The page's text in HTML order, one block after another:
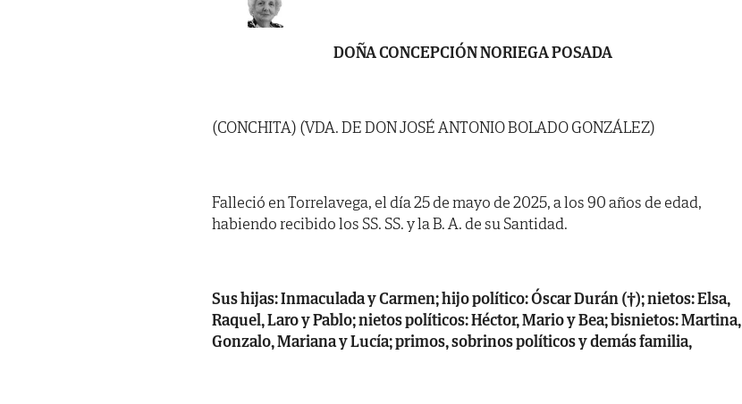
DOÑA CONCEPCIÓN NORIEGA POSADA
(CONCHITA) (VDA. DE DON JOSÉ ANTONIO BOLADO GONZÁLEZ)
Falleció en Torrelavega, el día 25 de mayo de 2025, a los 90 años de edad,
habiendo recibido los SS. SS. y la B. A. de su Santidad.
Sus hijas: Inmaculada y Carmen; hijo político: Óscar Durán (†); nietos: Elsa,
Raquel, Laro y Pablo; nietos políticos: Héctor, Mario y Bea; bisnietos: Martina,
Gonzalo, Mariana y Lucía; primos, sobrinos políticos y demás familia,